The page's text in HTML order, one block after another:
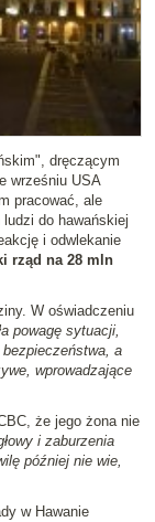
dręczącym
wrześniu USA
pracować, ale
ludzi do hawańskiej
i odwlekanie
rząd na 28 mln
W oświadczeniu
powagę sytuacji,
bezpieczeństwa, a
wprowadzające
że jego żona nie
i zaburzenia
później nie wie,
w Hawanie